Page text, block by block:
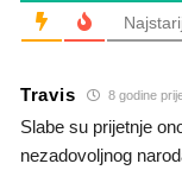
Travis 8 godine
Slabe su prijetnje
nezadovoljnog